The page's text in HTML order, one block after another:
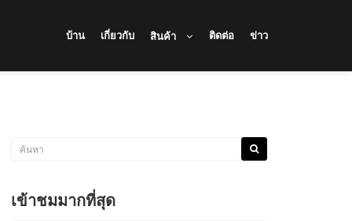
บ้าน เกี่ยวกับ สินค้า ติดต่อ ข่าว
เข้าชมมากที่สุด